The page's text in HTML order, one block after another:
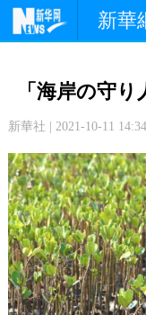
新華
中日交流
写 真
「海岸の守
新華社 | 2021-10-11